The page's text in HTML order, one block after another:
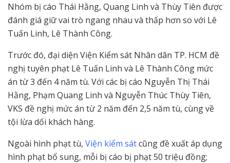
Nhóm bị cáo Thái Hằng, Quang Linh và Thùy Tiên được
đánh giá giữ vai trò ngang nhau và thấp hơn so với Lê
Tuấn Linh, Lê Thành Công.
Trước đó, đại diện Viện Kiểm sát Nhân dân TP. HCM đề
nghị tuyên phạt Lê Tuấn Linh và Lê Thành Công mức
án từ 3 đến 4 năm tù. Với các bị cáo Nguyễn Thị Thái
Hằng, Phạm Quang Linh và Nguyễn Thúc Thùy Tiên,
VKS đề nghị mức án từ 2 năm đến 2,5 năm tù, cùng về
tội lừa dối khách hàng.
Ngoài hình phạt tù, Viện kiểm sátcũng đề xuất áp dụng
hình phạt bổ sung, mỗi bị cáo bị phạt 50 triệu đồng;